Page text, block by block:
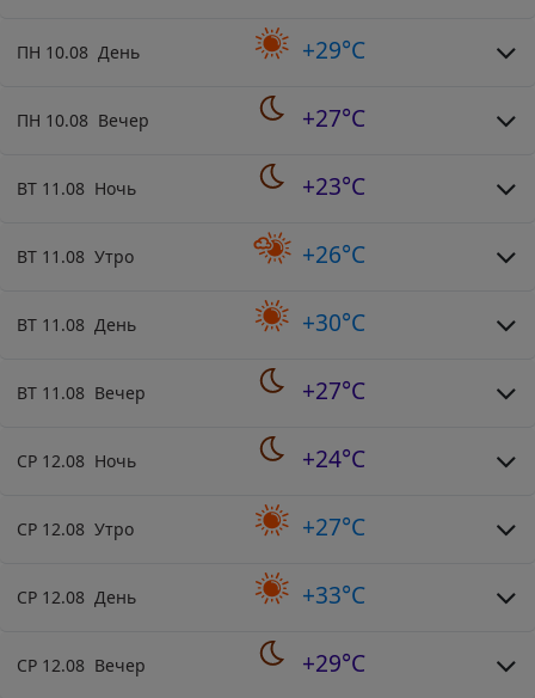
ПН 10.08 День +29°C
ПН 10.08 Вечер +27°C
ВТ 11.08 Ночь +23°C
ВТ 11.08 Утро +26°C
ВТ 11.08 День +30°C
ВТ 11.08 Вечер +27°C
СР 12.08 Ночь +24°C
СР 12.08 Утро +27°C
СР 12.08 День +33°C
СР 12.08 Вечер +29°C